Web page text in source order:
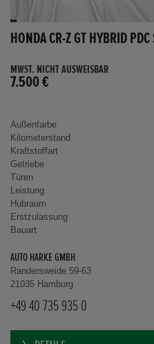
MWST. NICHT AUSWEISBAR
7.500 €
Außenfarbe
Kilometerstand
Kraftstoffart
Getriebe
Türen
Leistung
Hubraum
Erstzulassung
Bauart
AUTO HARKE GMBH
Randersweide 59-63
21035 Hamburg
+49 40 735 935 0